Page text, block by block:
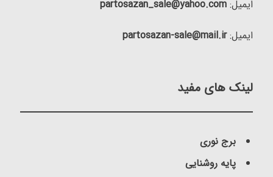
ایمیل:partosazan_sale@yahoo.com
ایمیل:partosazan-sale@mail.ir
لینک های مفید
برج نوری
پایه روشنایی